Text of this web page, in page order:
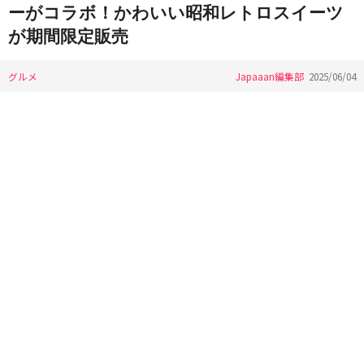
ーがコラボ！かわいい昭和レトロスイーツ
が期間限定販売
グルメ Japaaan編集部 2025/06/04